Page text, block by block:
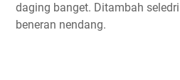
daging banget. Ditambah
beneran nendang.